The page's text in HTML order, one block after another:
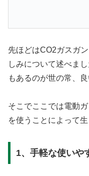
先ほどはCO2ガスガ
しみについて述べま
もあるのが世の常、
そこでここでは電動
を使うことによって
1、手軽な使いや